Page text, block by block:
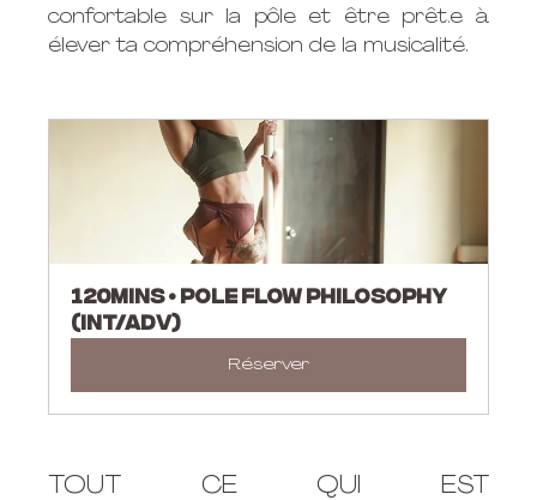
confortable sur la pôle et être prêt.e à
élever ta compréhension de la musicalité.
120mins • Pole Flow Philosophy
(int/adv)
Réserver
TOUT CE QUI EST